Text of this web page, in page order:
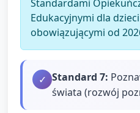
Standardami
Edukacyjnymi dla
obowiązującymi od
✓ Standard 7:
świata (rozwój